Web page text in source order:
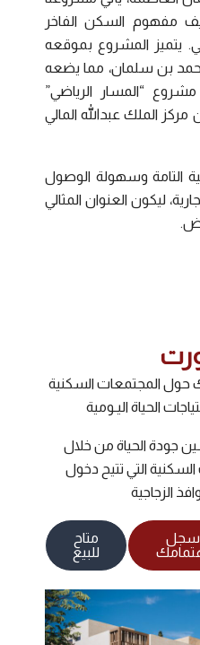
مفهوم السكن الفاخر
يتميز المشروع بموقعه
بن سلمان، مما يضعه
“المسار الرياضي”
الملك عبدالله المالي
التامة وسهولة الوصول
ليكون العنوان المثالي
المجتمعات السكنية
الحياة اليـومية
جودة الحياة من خلال
التي تتيح دخول
الزجاجية
سجل
متاح
للبيع